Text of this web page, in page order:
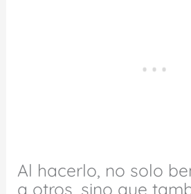
Al hacerlo, no solo
a otros, sino que